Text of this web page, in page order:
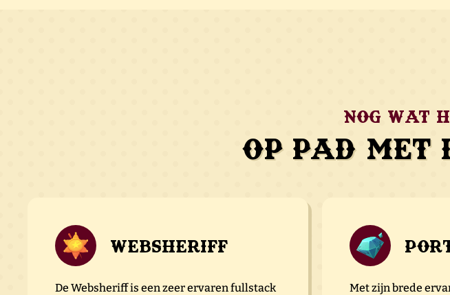
Nog wat
Op pad
Websheriff
De Websheriff is een zeer ervaren fullstack
Met zijn brede